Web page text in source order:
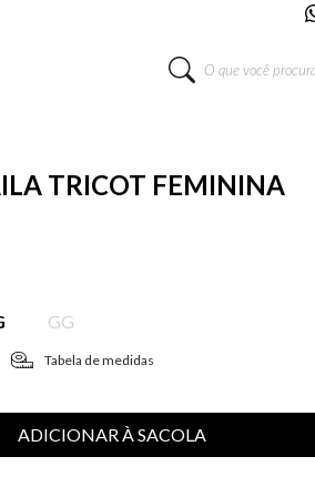
O que você procura?
TRICOT FEMININA
GG
Tabela de medidas
ADICIONAR À SACOLA